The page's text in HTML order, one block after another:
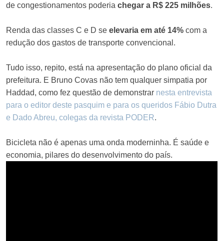
de congestionamentos poderiachegar a R$ 225 milhões.
Renda das classes C e D seelevaria em até 14% com a
redução dos gastos de transporte convencional.
Tudo isso, repito, está na apresentação do plano oficial da
prefeitura. E Bruno Covas não tem qualquer simpatia por
Haddad, como fez questão de demonstrar nesta entrevista
para o editor deste pasquim e para os queridos Fábio Dutra
e Dado Abreu, colegas da revista PODER.
Bicicleta não é apenas uma onda moderninha. É saúde e
economia, pilares do desenvolvimento do país.